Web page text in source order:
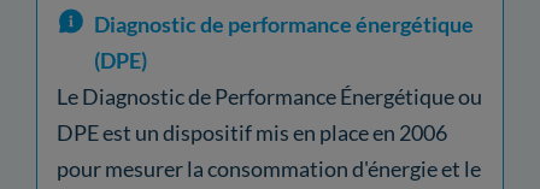
Diagnostic de performance énergétique
(DPE)
Le Diagnostic de Performance Énergétique ou
DPE est un dispositif mis en place en 2006
pour mesurer la consommation d'énergie et le